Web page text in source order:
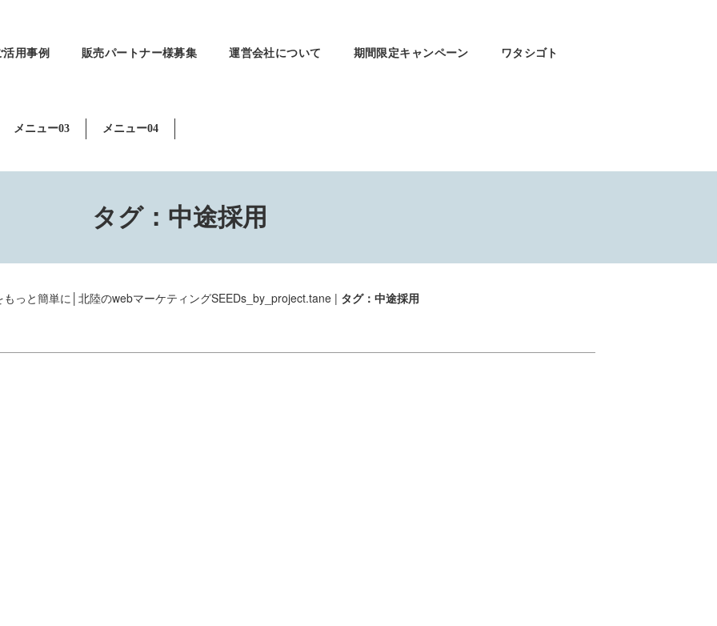
活用事例 販売パートナー様募集 運営会社について 期間限定キャンペーン ワタシゴト
メニュー03 メニュー04
タグ：中途採用
っと簡単に│北陸のwebマーケティングSEEDs_by_project.tane | タグ：中途採用